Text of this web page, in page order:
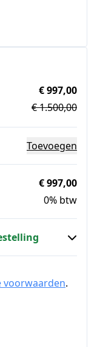
€ 997,00
€ 1.500,00
Toevoegen
€ 997,00
0% btw
voorwaarden.